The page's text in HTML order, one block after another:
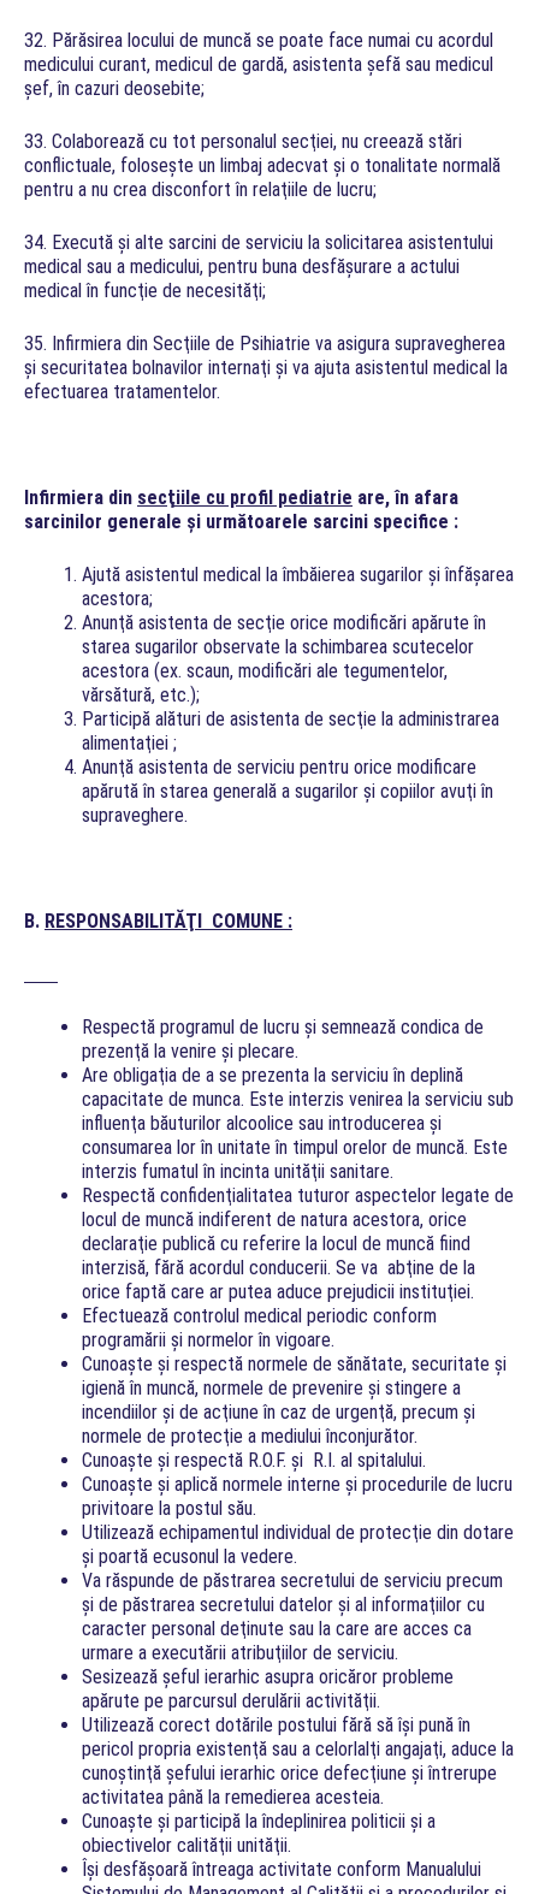
32. Părăsirea locului de muncă se poate face numai cu acordul
medicului curant, medicul de gardă, asistenta şefă sau medicul
şef, în cazuri deosebite;
33. Colaborează cu tot personalul secţiei, nu creează stări
conflictuale, foloseşte un limbaj adecvat şi o tonalitate normală
pentru a nu crea disconfort în relaţiile de lucru;
34. Execută şi alte sarcini de serviciu la solicitarea asistentului
medical sau a medicului, pentru buna desfăşurare a actului
medical în funcţie de necesităţi;
35. Infirmiera din Secţiile de Psihiatrie va asigura supravegherea
şi securitatea bolnavilor internaţi şi va ajuta asistentul medical la
efectuarea tratamentelor.
Infirmiera din secţiile cu profil pediatrie are, în afara
sarcinilor generale şi următoarele sarcini specifice :
Ajută asistentul medical la îmbăierea sugarilor şi înfăşarea
acestora;
Anunţă asistenta de secţie orice modificări apărute în
starea sugarilor observate la schimbarea scutecelor
acestora (ex. scaun, modificări ale tegumentelor,
vărsătură, etc.);
Participă alături de asistenta de secţie la administrarea
alimentaţiei ;
Anunţă asistenta de serviciu pentru orice modificare
apărută în starea generală a sugarilor şi copiilor avuţi în
supraveghere.
B. RESPONSABILITĂŢI COMUNE :
Respectă programul de lucru şi semnează condica de
prezenţă la venire şi plecare.
Are obligaţia de a se prezenta la serviciu în deplină
capacitate de munca. Este interzis venirea la serviciu sub
influenţa băuturilor alcoolice sau introducerea şi
consumarea lor în unitate în timpul orelor de muncă. Este
interzis fumatul în incinta unităţii sanitare.
Respectă confidenţialitatea tuturor aspectelor legate de
locul de muncă indiferent de natura acestora, orice
declaraţie publică cu referire la locul de muncă fiind
interzisă, fără acordul conducerii. Se va abţine de la
orice faptă care ar putea aduce prejudicii instituţiei.
Efectuează controlul medical periodic conform
programării şi normelor în vigoare.
Cunoaşte şi respectă normele de sănătate, securitate şi
igienă în muncă, normele de prevenire şi stingere a
incendiilor şi de acţiune în caz de urgenţă, precum şi
normele de protecţie a mediului înconjurător.
Cunoaşte şi respectă R.O.F. şi R.I. al spitalului.
Cunoaşte şi aplică normele interne şi procedurile de lucru
privitoare la postul său.
Utilizează echipamentul individual de protecţie din dotare
şi poartă ecusonul la vedere.
Va răspunde de păstrarea secretului de serviciu precum
şi de păstrarea secretului datelor şi al informaţiilor cu
caracter personal deţinute sau la care are acces ca
urmare a executării atribuţiilor de serviciu.
Sesizează şeful ierarhic asupra oricăror probleme
apărute pe parcursul derulării activităţii.
Utilizează corect dotările postului fără să îşi pună în
pericol propria existenţă sau a celorlalţi angajaţi, aduce la
cunoştinţă şefului ierarhic orice defecţiune şi întrerupe
activitatea până la remedierea acesteia.
Cunoaşte şi participă la îndeplinirea politicii şi a
obiectivelor calităţii unităţii.
Îşi desfăşoară întreaga activitate conform Manualului